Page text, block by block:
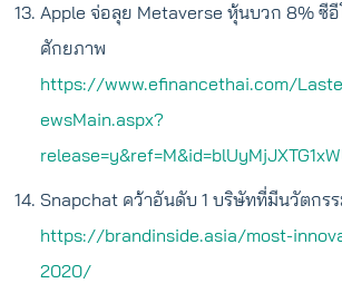
Apple จ่อลุย Metaverse หุ้นบวก 8% ซีอี
ศักยภาพ
https://www.efinancethai.com/
ewsMain.aspx?
Snapchat คว้าอันดับ 1 บริษัทที่มีนวัตกร
https://brandinside.asia/most-
2020/